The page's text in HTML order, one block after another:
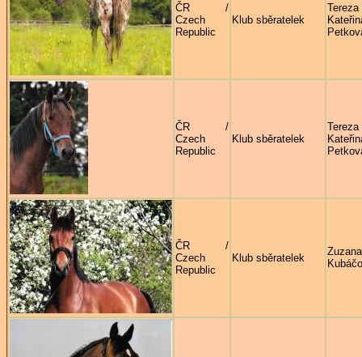
ČR /
Czech
Republic
Klub sběratelek
Tereza
ČR /
Czech
Republic
Klub sběratelek
Tereza
ČR /
Czech
Republic
Klub sběratelek
Zuzana